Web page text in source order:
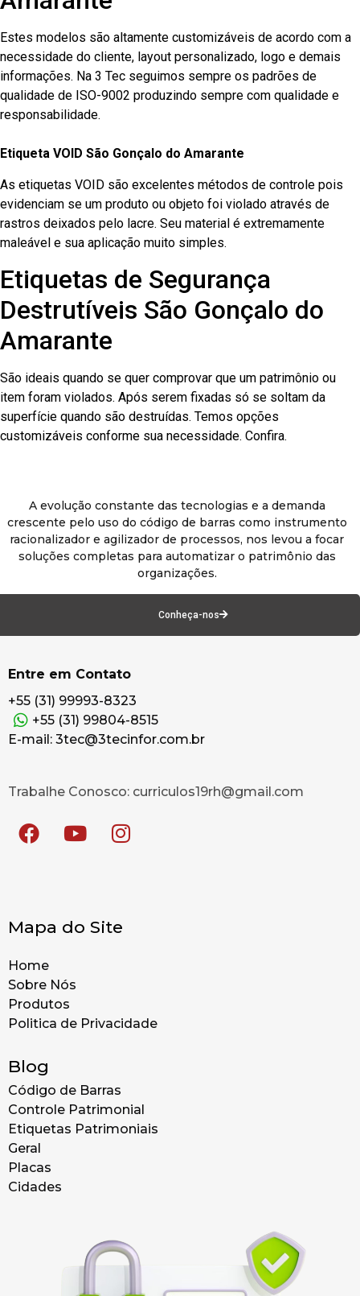
Estes modelos são altamente customizáveis de acordo com a
necessidade do cliente, layout personalizado, logo e demais
informações. Na 3 Tec seguimos sempre os padrões de
qualidade de ISO-9002 produzindo sempre com qualidade e
responsabilidade.
Etiqueta VOID São Gonçalo do Amarante
As etiquetas VOID são excelentes métodos de controle pois
evidenciam se um produto ou objeto foi violado através de
rastros deixados pelo lacre. Seu material é extremamente
maleável e sua aplicação muito simples.
Etiquetas de Segurança
Destrutíveis São Gonçalo do
Amarante
São ideais quando se quer comprovar que um patrimônio ou
item foram violados. Após serem fixadas só se soltam da
superfície quando são destruídas. Temos opções
customizáveis conforme sua necessidade. Confira.
A evolução constante das tecnologias e a demanda
crescente pelo uso do código de barras como instrumento
racionalizador e agilizador de processos, nos levou a focar
soluções completas para automatizar o patrimônio das
organizações.
Conheça-nos
Entre em Contato
+55 (31) 99993-8323
+55 (31) 99804-8515
E-mail: 3tec@3tecinfor.com.br
Trabalhe Conosco: curriculos19rh@gmail.com
Mapa do Site
Home
Sobre Nós
Produtos
Politica de Privacidade
Blog
Código de Barras
Controle Patrimonial
Etiquetas Patrimoniais
Geral
Placas
Cidades